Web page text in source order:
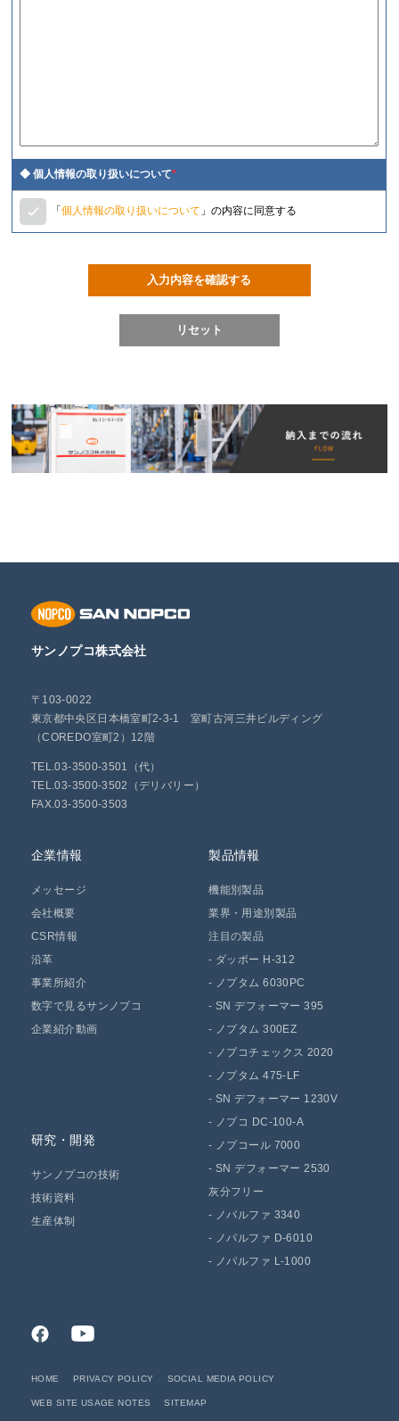
個人情報の取り扱いについて*
「個人情報の取り扱いについて 」の内容に同意する
サンノプコ株式会社
〒103-0022
東京都中央区日本橋室町2-3-1 室町古河三井ビルディング
（COREDO室町2）12階
TEL.03-3500-3501（代）
TEL.03-3500-3502（デリバリー）
FAX.03-3500-3503
企業情報
メッセージ
会社概要
CSR情報
沿革
事業所紹介
数字で見るサンノプコ
企業紹介動画
製品情報
機能別製品
業界・用途別製品
注目の製品
- ダッポー H-312
- ノプタム 6030PC
-SN デフォーマー 395
- ノプタム 300EZ
- ノプコチェックス 2020
- ノプタム 475-LF
-SN デフォーマー 1230V
- ノプコ DC-100-A
- ノプコール 7000
-SN デフォーマー 2530
灰分フリー
- ノパルファ 3340
- ノパルファ D-6010
- ノパルファ L-1000
研究・開発
サンノプコの技術
技術資料
生産体制
HOME PRIVACY POLICY SOCIAL MEDIA POLICY
WEB SITE USAGE NOTES SITEMAP